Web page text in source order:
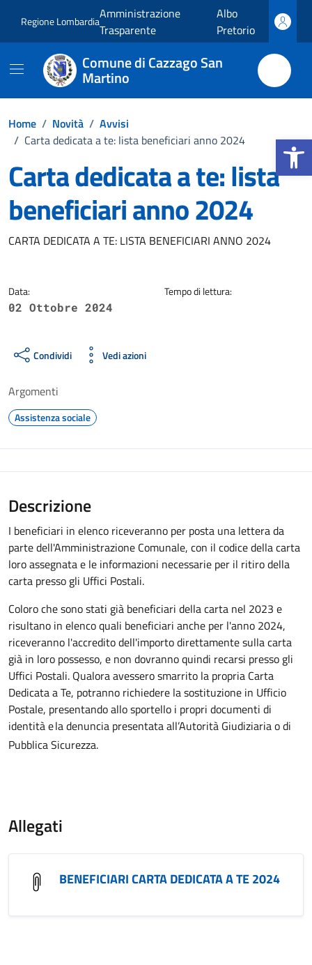
Apri la
Regione LombardiaAmministrazione
Trasparente
Albo
Pretorio
Comune di Cazzago San
Martino
Home / Novità / Avvisi
/ Carta dedicata a te: lista beneficiari anno 2024
Carta dedicata a te: lista
beneficiari anno 2024
Dettagli della notizia
CARTA DEDICATA A TE: LISTA BENEFICIARI ANNO 2024
Data:
02 Ottobre 2024
Tempo di lettura:
Condividi Vedi azioni
Argomenti
Assistenza sociale
Descrizione
I beneficiari in elenco riceveranno per posta una lettera da
parte dell'Amministrazione Comunale, con il codice della carta
loro assegnata e le informazioni necessarie per il ritiro della
carta presso gli Uffici Postali.
Coloro che sono stati già beneficiari della carta nel 2023 e
risultano in elenco quali beneficiari anche per l'anno 2024,
riceveranno l'accredito dell'importo direttamente sulla carta
già in loro possesso, e non dovranno quindi recarsi presso gli
Uffici Postali. Qualora avessero smarrito la propria Carta
Dedicata a Te, potranno richiedere la sostituzione in Ufficio
Postale, presentando allo sportello i propri documenti di
identità ela denuncia presentata all’Autorità Giudiziaria o di
Pubblica Sicurezza.
Allegati
BENEFICIARI CARTA DEDICATA A TE 2024